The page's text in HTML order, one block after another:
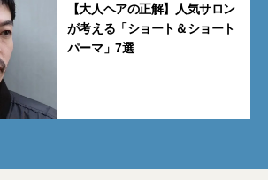
【大人ヘアの正解】人気サロン
が考える「ショート＆ショート
パーマ」7選